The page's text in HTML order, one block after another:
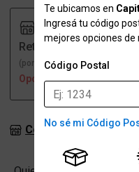
Te ubicamos en
Ingresá tu código
mejores opciones de
Código Postal
No sé mi Código
Retiro
(por una sucursal)
Opción no disponible
Consultar stock en
Cantidad